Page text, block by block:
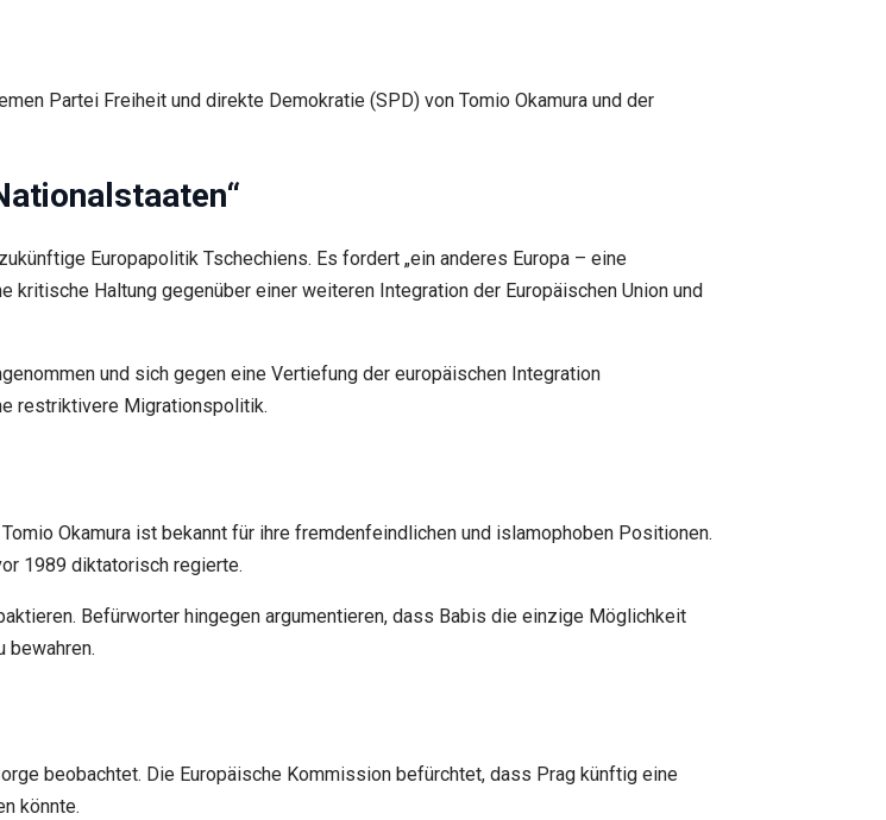
Partei Freiheit und direkte Demokratie (SPD) von Tomio Okamura und der
Europapolitik Tschechiens. Es fordert „ein anderes Europa – eine
Haltung gegenüber einer weiteren Integration der Europäischen Union und
und sich gegen eine Vertiefung der europäischen Integration
restriktivere Migrationspolitik.
Okamura ist bekannt für ihre fremdenfeindlichen und islamophoben Positionen.
1989 diktatorisch regierte.
Befürworter hingegen argumentieren, dass Babis die einzige Möglichkeit
bewahren.
beobachtet. Die Europäische Kommission befürchtet, dass Prag künftig eine
könnte.